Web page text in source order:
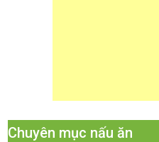
Chuyên mục nấu ăn